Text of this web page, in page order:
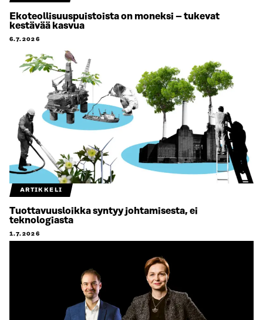
Ekoteollisuuspuistoista on moneksi – tukevat
kestävää kasvua
6.7.2026
ARTIKKELI
Tuottavuusloikka syntyy johtamisesta, ei
teknologiasta
1.7.2026